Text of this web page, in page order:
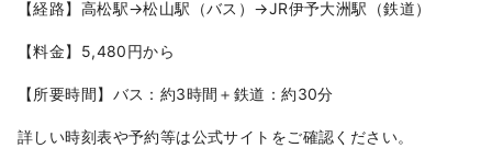
【経路】高松駅→松山駅（バス）→JR伊予大洲駅（鉄道）
【料金】5,480円から
【所要時間】バス：約3時間＋鉄道：約30分
詳しい時刻表や予約等は公式サイトをご確認ください。